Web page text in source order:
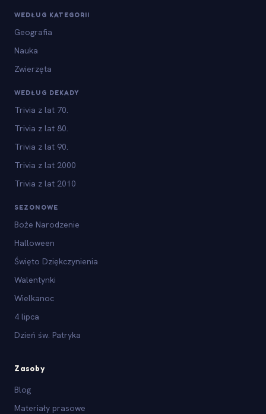
WEDŁUG KATEGORII
Geografia
Nauka
Zwierzęta
WEDŁUG DEKADY
Trivia z lat 70.
Trivia z lat 80.
Trivia z lat 90.
Trivia z lat 2000
Trivia z lat 2010
SEZONOWE
Boże Narodzenie
Halloween
Święto Dziękczynienia
Walentynki
Wielkanoc
4 lipca
Dzień św. Patryka
Zasoby
Blog
Materiały prasowe